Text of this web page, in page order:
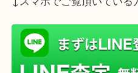
スタッフ一同、心より
ライン査定始めました